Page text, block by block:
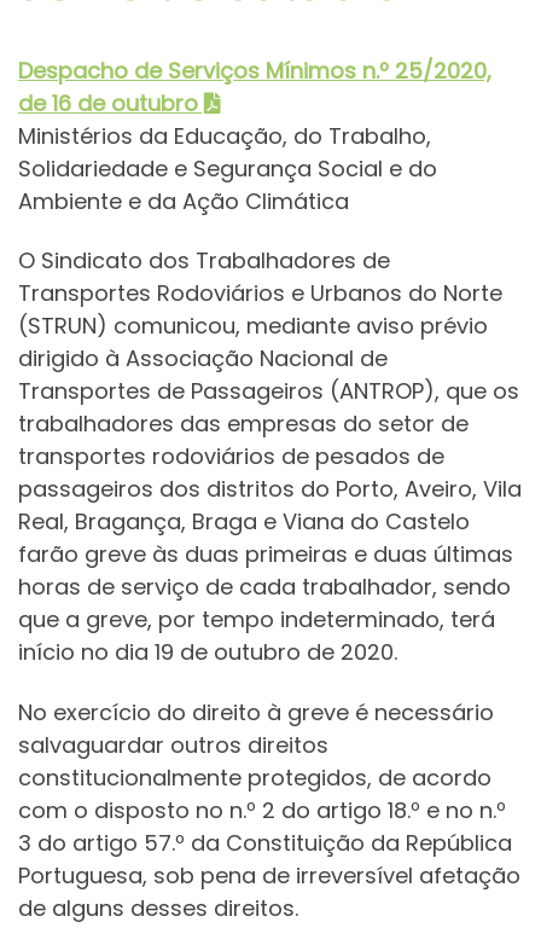
Despacho de Serviços Mínimos n.º 25/2020,
de 16 de outubro
Ministérios da Educação, do Trabalho,
Solidariedade e Segurança Social e do
Ambiente e da Ação Climática
O Sindicato dos Trabalhadores de
Transportes Rodoviários e Urbanos do Norte
(STRUN) comunicou, mediante aviso prévio
dirigido à Associação Nacional de
Transportes de Passageiros (ANTROP), que os
trabalhadores das empresas do setor de
transportes rodoviários de pesados de
passageiros dos distritos do Porto, Aveiro, Vila
Real, Bragança, Braga e Viana do Castelo
farão greve às duas primeiras e duas últimas
horas de serviço de cada trabalhador, sendo
que a greve, por tempo indeterminado, terá
início no dia 19 de outubro de 2020.
No exercício do direito à greve é necessário
salvaguardar outros direitos
constitucionalmente protegidos, de acordo
com o disposto no n.º 2 do artigo 18.º e no n.º
3 do artigo 57.º da Constituição da República
Portuguesa, sob pena de irreversível afetação
de alguns desses direitos.